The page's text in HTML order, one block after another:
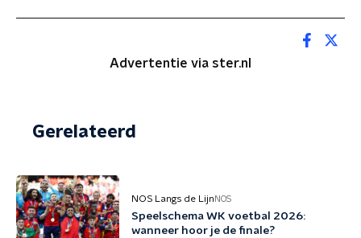
Advertentie via ster.nl
Gerelateerd
NOS Langs de Lijn NOS
Speelschema WK voetbal 2026:
wanneer hoor je de finale?